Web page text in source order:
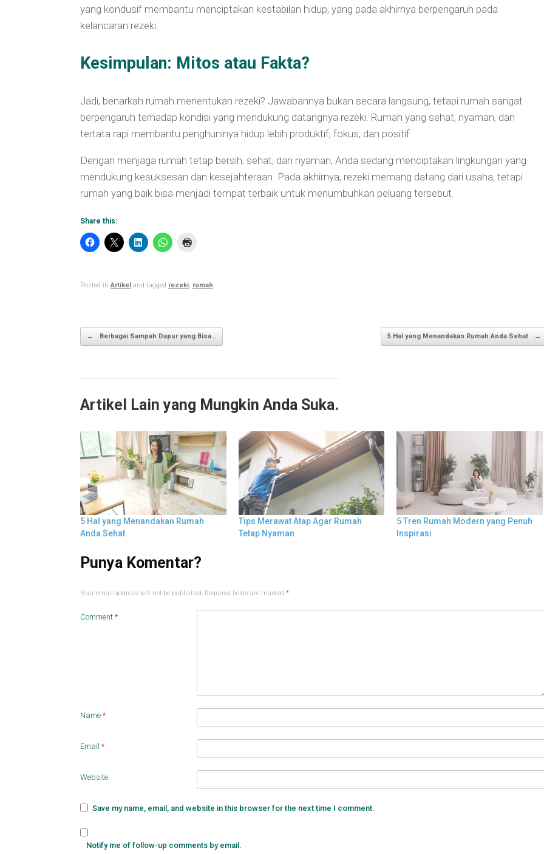
yang kondusif membantu menciptakan kestabilan hidup, yang pada akhirnya berpengaruh pada
kelancaran rezeki.
Kesimpulan: Mitos atau Fakta?
Jadi, benarkah rumah menentukan rezeki? Jawabannya bukan secara langsung, tetapi rumah sangat
berpengaruh terhadap kondisi yang mendukung datangnya rezeki. Rumah yang sehat, nyaman, dan
tertata rapi membantu penghuninya hidup lebih produktif, fokus, dan positif.
Dengan menjaga rumah tetap bersih, sehat, dan nyaman, Anda sedang menciptakan lingkungan yang
mendukung kesuksesan dan kesejahteraan. Pada akhirnya, rezeki memang datang dari usaha, tetapi
rumah yang baik bisa menjadi tempat terbaik untuk menumbuhkan peluang tersebut.
Share this:
Posted inArtikel and tagged rezeki, rumah.
Post navigation
← Berbagai Sampah Dapur yang Bisa… 5 Hal yang Menandakan Rumah Anda Sehat →
Artikel Lain yang Mungkin Anda Suka.
5 Hal yang Menandakan Rumah
Anda Sehat
Tips Merawat Atap Agar Rumah
Tetap Nyaman
5 Tren Rumah Modern yang Penuh
Inspirasi
Your email address will not be published. Required fields are marked *
Comment *
Name *
Email *
Website
Save my name, email, and website in this browser for the next time I comment.
Notify me of follow-up comments by email.